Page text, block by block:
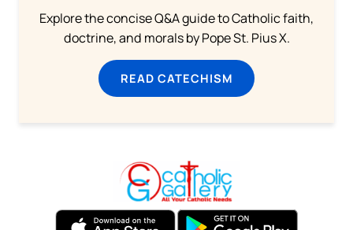
Explore the concise Q&A guide to Catholic faith,
doctrine, and morals by Pope St. Pius X.
READ CATECHISM